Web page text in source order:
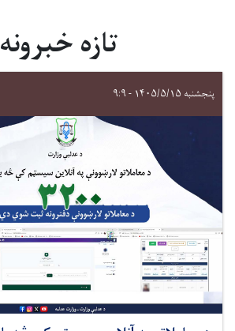
تازه خبرونه
پنجشنبه ۱۴۰۵/۵/۱۵ - ۹:۹